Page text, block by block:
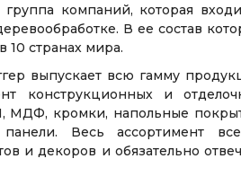
компаний, которая
В ее состав
10 странах мира.
выпускает всю гамму
конструкционных и
МДФ, кромки, напольные
Весь ассортимент
и декоров и обязательно